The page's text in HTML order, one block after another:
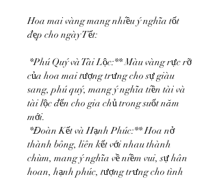
Hoa mai vàng mang nhiều ý nghĩa tốt
đẹp cho ngày Tết:
*Phú Quý và Tài Lộc:** Màu vàng rực rỡ
của hoa mai tượng trưng cho sự giàu
sang, phú quý, mang ý nghĩa tiền tài và
tài lộc đến cho gia chủ trong suốt năm
mới.
*Đoàn Kết và Hạnh Phúc:** Hoa nở
thành bông, liên kết với nhau thành
chùm, mang ý nghĩa về niềm vui, sự hân
hoan, hạnh phúc, tượng trưng cho tình